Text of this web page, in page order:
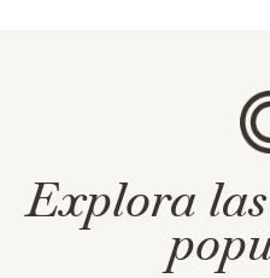
Explora las